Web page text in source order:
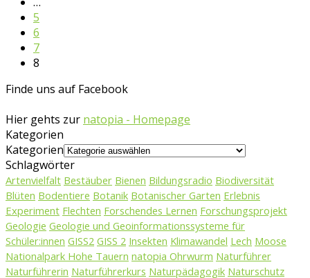
5
6
7
8
Finde uns auf Facebook
Hier gehts zur natopia - Homepage
Kategorien
Kategorien
Schlagwörter
Artenvielfalt Bestäuber Bienen Bildungsradio Biodiversität
Blüten Bodentiere Botanik Botanischer Garten Erlebnis
Experiment Flechten Forschendes Lernen Forschungsprojekt
Geologie Geologie und Geoinformationssysteme für
Schüler:innen GISS2 GISS 2 Insekten Klimawandel Lech Moose
Nationalpark Hohe Tauern natopia Ohrwurm Naturführer
Naturführerin Naturführerkurs Naturpädagogik Naturschutz